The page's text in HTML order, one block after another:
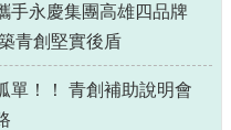
手永慶集團高雄四品牌
青創堅實後盾
單！！ 青創補助說明會